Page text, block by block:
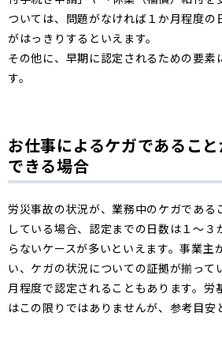
ついては、問題がなければ１か月程度の
がはっきりするといえます。
その他に、早期に認定されるための要素
す。
お仕事によるケガであるこ
できる場合
労災事故の状況が、業務中のケガである
している場合、認定までの日数は１〜３
らないケースが多いといえます。事業主
い、ケガの状況についての証拠が揃って
月程度で認定されることもあります。労
はこの限りではありませんが、参考目安